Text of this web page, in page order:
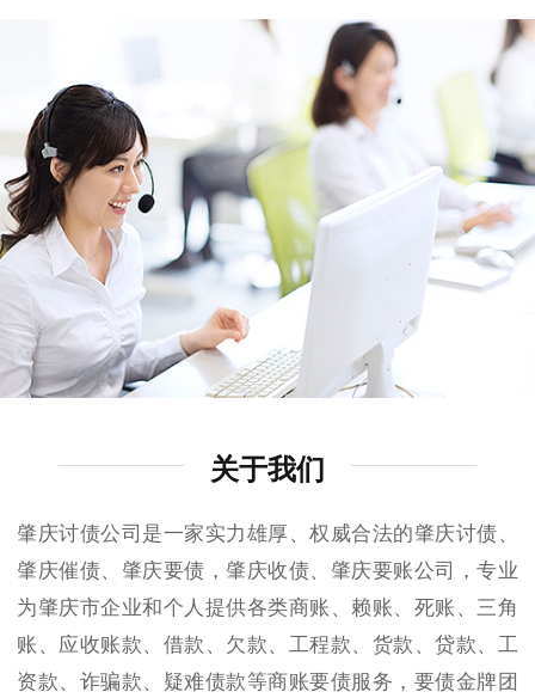
关于我们
肇庆讨债公司是一家实力雄厚、权威合法的肇庆讨债、
肇庆催债、肇庆要债，肇庆收债、肇庆要账公司，专业
为肇庆市企业和个人提供各类商账、赖账、死账、三角
账、应收账款、借款、欠款、工程款、货款、贷款、工
资款、诈骗款、疑难债款等商账要债服务，要债金牌团